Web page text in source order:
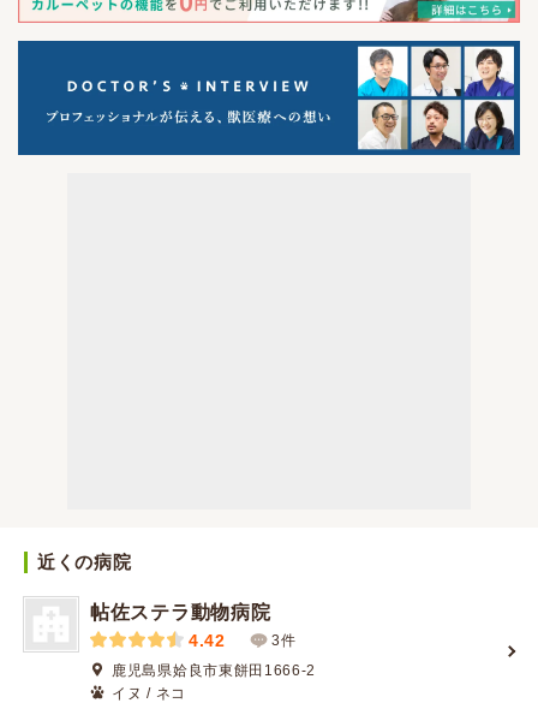
近くの病院
帖佐ステラ動物病院
4.42
3件
鹿児島県姶良市東餅田1666-2
イヌ / ネコ